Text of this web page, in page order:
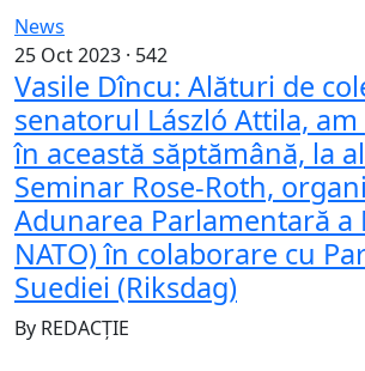
News
25 Oct 2023 · 542
Vasile Dîncu: Alături de
senatorul László Attila,
în această săptămână, la
Seminar Rose-Roth,
Adunarea Parlamentară a
NATO) în colaborare cu
Suediei (Riksdag)
By REDACȚIE